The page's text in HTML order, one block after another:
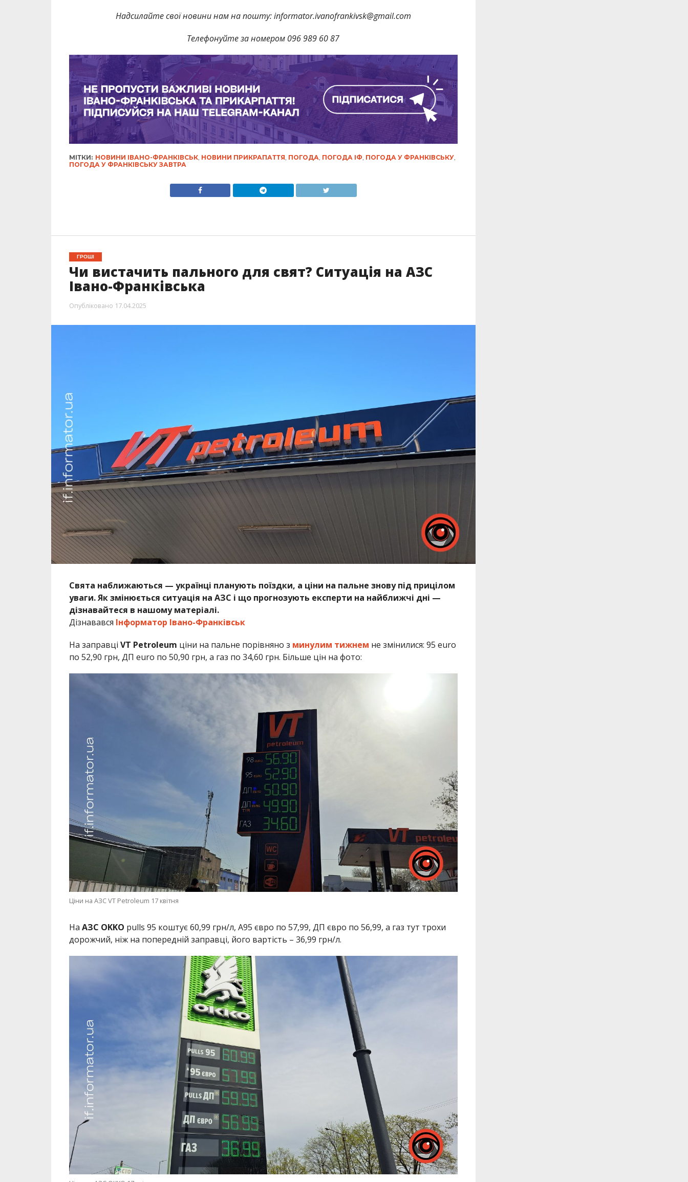
Надсилайте свої новини нам на пошту: informator.ivanofrankivsk@gmail.com
Телефонуйте за номером 096 989 60 87
МІТКИ: НОВИНИ ІВАНО-ФРАНКІВСЬК, НОВИНИ ПРИКРАПАТТЯ, ПОГОДА, ПОГОДА ІФ, ПОГОДА У ФРАНКІВСЬКУ,
ПОГОДА У ФРАНКІВСЬКУ ЗАВТРА
ГРОШІ
Чи вистачить пального для свят? Ситуація на АЗС
Івано-Франківська
Опубліковано 17.04.2025
Свята наближаються — українці планують поїздки, а ціни на пальне знову під прицілом
уваги. Як змінюється ситуація на АЗС і що прогнозують експерти на найближчі дні —
дізнавайтеся в нашому матеріалі.
Дізнавався Інформатор Івано-Франківськ
На заправці VT Petroleum ціни на пальне порівняно з минулим тижнем не змінилися: 95 euro
по 52,90 грн, ДП euro по 50,90 грн, а газ по 34,60 грн. Більше цін на фото:
Ціни на АЗС VT Petroleum 17 квітня
На АЗС OKKO pulls 95 коштує 60,99 грн/л, А95 євро по 57,99, ДП євро по 56,99, а газ тут трохи
дорожчий, ніж на попередній заправці, його вартість – 36,99 грн/л.